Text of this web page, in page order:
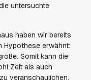
untersuchte
haben wir bereits
Hypothese erwähnt:
Somit kann die
Zeit als auch
veranschaulichen,